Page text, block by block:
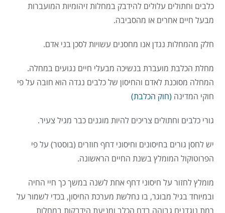
כלבים וחתולים עלולים להידבק במחלות זיהומיות המועברות
מבעל חיים אחרים או מהסביבה.
חלק מהמחלות נגדן אנו מחסנים עשויות לסכן בני אדם.
מחלת הכלבת מועברת בנשיכה מבעלי חיים נגועים במחלה.
המחלה מסוכנת לאדם והחיסון של כלבים נגדה הוא חובה על פי
חוקי המדינה (חוק הכלבת)
גורי כלבים וחתולים צריכים להיות מוגנים כבר מגיל צעיר.
יש לחסן גורים בחיסונים וחיסוני דחף חוזרים (בוסטר) על פי
הפרוטוקול המומלץ בשנת החיים הראשונה.
מומלץ לחזור על חיסוני דחף אחת לשנה במשך כך חיי החיה
ובמיוחד בגיל מבוגר, בו נחלשת מערכת החיסון, בכדי לשמור על
רמת נוגדנים גבוהה בדם הכלב ומניעת הידבקות במחלות